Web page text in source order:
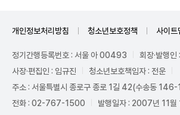
개인정보처리방침 청소년보호정책 사이트
정기간행등록번호 : 서울 아 00493
회장·발행인
사장·편집인 : 임규진
청소년보호책임자 : 전운
주소 : 서울특별시 종로구 종로 1길 42(수송동 146-
전화 : 02-767-1500
발행일자 : 2007년 11월